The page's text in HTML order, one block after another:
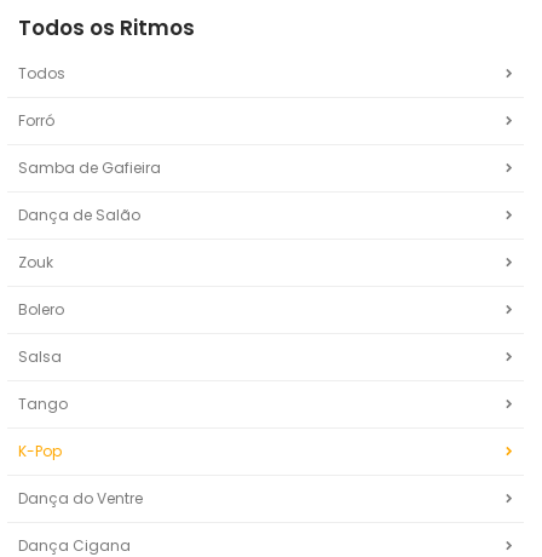
Todos os Ritmos
Todos
Forró
Samba de Gafieira
Dança de Salão
Zouk
Bolero
Salsa
Tango
K-Pop
Dança do Ventre
Dança Cigana